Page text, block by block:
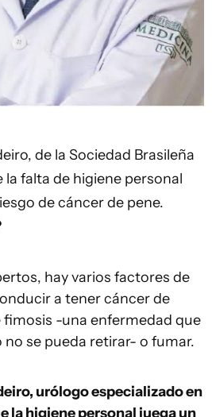
de la Sociedad Brasileña
la falta de higiene personal
de cáncer de pene.
hay varios factores de
a tener cáncer de
-una enfermedad que
no se pueda retirar- o fumar.
urólogo especializado en
la higiene personal juega un